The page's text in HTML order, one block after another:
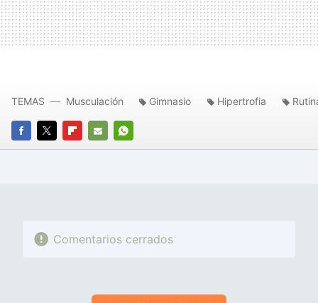
FACEBOOK
TWITTERFLIPBOARD
E-
WHATSAPP
TEMAS Musculación Gimnasio Hipertrofia
Comentarios cerrados